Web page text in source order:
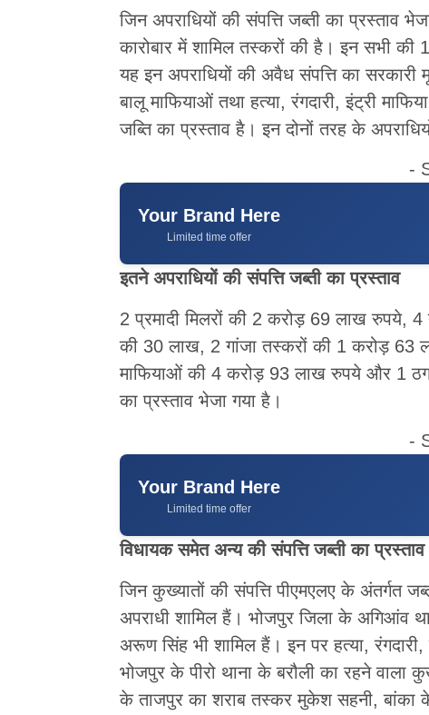
जिन अपराधियों की संपत्ति जब्ती का प्रस्ताव
कारोबार में शामिल तस्करों की है। इन सभी की
यह इन अपराधियों की अवैध संपत्ति का
बालू माफियाओं तथा हत्या, रंगदारी, इंट्री
जब्ति का प्रस्ताव है। इन दोनों तरह के
-
Your Brand Here
Limited time offer
इतने अपराधियों की संपत्ति जब्ती का प्रस्ताव
2 प्रमादी मिलरों की 2 करोड़ 69 लाख रुपये,
की 30 लाख, 2 गांजा तस्करों की 1 करोड़ 63
माफियाओं की 4 करोड़ 93 लाख रुपये और 1
का प्रस्ताव भेजा गया है।
-
Your Brand Here
Limited time offer
विधायक समेत अन्य की संपत्ति जब्ती का प्रस्ताव
जिन कुख्यातों की संपत्ति पीएमएलए के
अपराधी शामिल हैं। भोजपुर जिला के अगिआंव
अरूण सिंह भी शामिल हैं। इन पर हत्या,
भोजपुर के पीरो थाना के बरौली का रहने वाला
के ताजपुर का शराब तस्कर मुकेश सहनी, बांका